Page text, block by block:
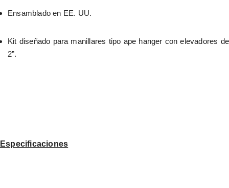
Ensamblado en EE. UU.
Kit diseñado para manillares tipo ape hanger con elevadores de
2”.
Especificaciones